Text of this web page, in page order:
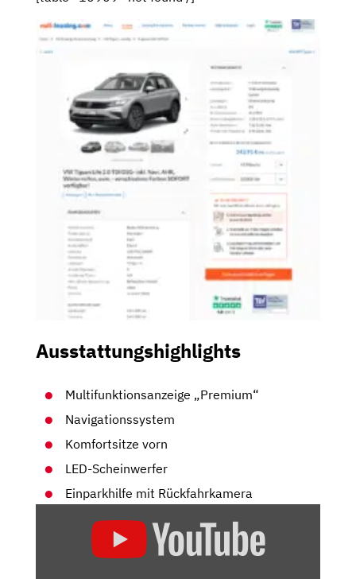
Ausstattungshighlights
Multifunktionsanzeige „Premium“
Navigationssystem
Komfortsitze vorn
LED-Scheinwerfer
Einparkhilfe mit Rückfahrkamera